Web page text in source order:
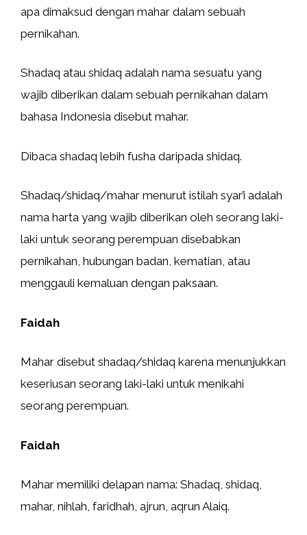
apa dimaksud dengan mahar dalam sebuah
pernikahan.
Shadaq atau shidaq adalah nama sesuatu yang
wajib diberikan dalam sebuah pernikahan dalam
bahasa Indonesia disebut mahar.
Dibaca shadaq lebih fusha daripada shidaq.
Shadaq/shidaq/mahar menurut istilah syar’i adalah
nama harta yang wajib diberikan oleh seorang laki-
laki untuk seorang perempuan disebabkan
pernikahan, hubungan badan, kematian, atau
menggauli kemaluan dengan paksaan.
Faidah
Mahar disebut shadaq/shidaq karena menunjukkan
keseriusan seorang laki-laki untuk menikahi
seorang perempuan.
Faidah
Mahar memiliki delapan nama: Shadaq, shidaq,
mahar, nihlah, faridhah, ajrun, aqrun Alaiq.